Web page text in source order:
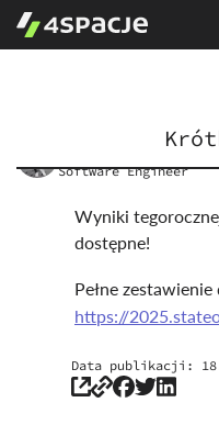
Software Engineer
Wyniki
dostępne!
Pełne
https://
Data publikacji: